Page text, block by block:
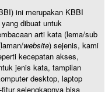
ini merupakan KBBI
dibuat untuk
arti kata (lema/sub
website) sejenis, kami
kecepatan akses,
jenis kata, tampilan
desktop, laptop
selengkapnya bisa